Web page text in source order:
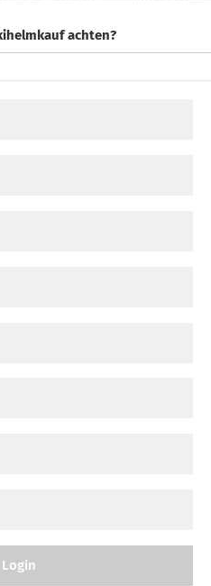
achten?
Login